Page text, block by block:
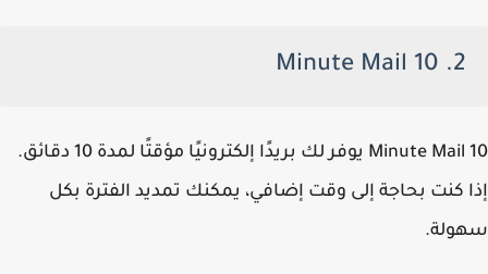
2. 10 Minute Mail
10 Minute Mail يوفر لك بريدًا إلكترونيًا مؤقتًا لمدة 10 دقائق.
إذا كنت بحاجة إلى وقت إضافي، يمكنك تمديد الفترة بكل
سهولة.